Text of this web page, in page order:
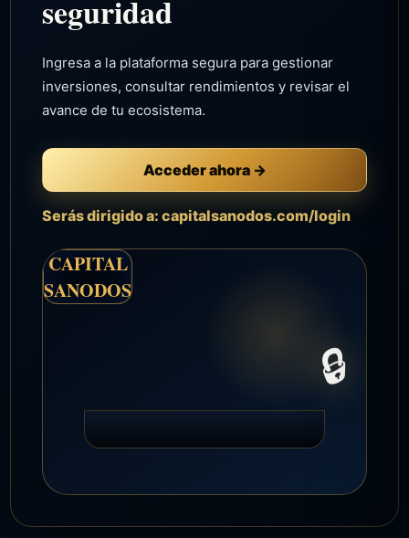
seguridad
Ingresa a la plataforma segura para gestionar
inversiones, consultar rendimientos y revisar el
avance de tu ecosistema.
Acceder ahora →
Serás dirigido a: capitalsanodos.com/login
CAPITAL
SANODOS
🔒